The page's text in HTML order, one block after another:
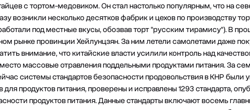
с тортом-медовиком. Он стал настолько популярным, что на
возникли несколько десятков фабрик и цехов по производству
под местные вкусы, обозвав торт "русским тирамису"). В
рынке провинции Хейлунцзян. За ним летели самолетами даже
внимание, что китайские власти усилили контроль над
массовые отравления поддельными продуктами питания. За
системы стандартов безопасности продовольствия в КНР были
для продуктов питания, проверены и исправлены 1293 стандарта,
продуктов питания. Данные стандарты включают восемь